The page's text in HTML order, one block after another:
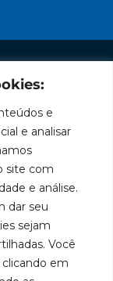
e
e analisar
site com
e análise.
dar seu
sejam
Você
em
Redes
Facebook
LinkedIn
Instagram